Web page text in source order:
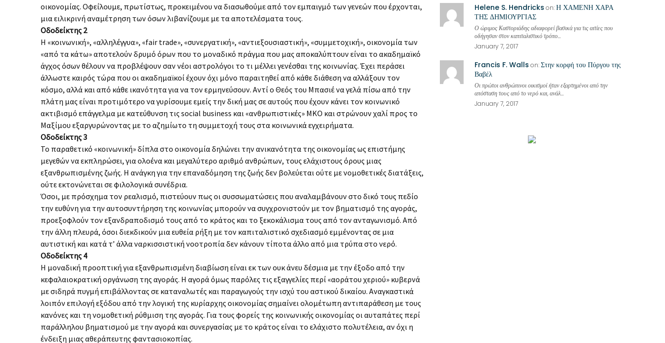
οικονομίας. Οφείλουμε, πρωτίστως, προκειμένου να διασωθούμε από τον εμπαιγμό των γενεών που έρχονται,
μια ειλικρινή αναμέτρηση των όσων λιβανίζουμε με τα αποτελέσματα τους.
Οδοδείκτης 2
Η «κοινωνική», «αλληλέγγυα», «fair trade», «συνεργατική», «αντιεξουσιαστική», «συμμετοχική», οικονομία των
«από τα κάτω» αποτελούν δρυμό όρων που το μοναδικό πράγμα που μας αποκαλύπτουν είναι το ακαδημαϊκό
άγχος όσων θέλουν να προβλέψουν σαν νέοι αστρολόγοι το τι μέλλει γενέσθαι της κοινωνίας. Έχει περάσει
άλλωστε καιρός τώρα που οι ακαδημαϊκοί έχουν όχι μόνο παραιτηθεί από κάθε διάθεση να αλλάξουν τον
κόσμο, αλλά και από κάθε ικανότητα για να τον ερμηνεύσουν. Αντί ο Θεός του Μπασιέ να γελά πίσω από την
πλάτη μας είναι προτιμότερο να γυρίσουμε εμείς την δική μας σε αυτούς που έχουν κάνει τον κοινωνικό
ακτιβισμό επάγγελμα με κατεύθυνση τις social business και «ανθρωπιστικές» ΜΚΟ και στρώνουν χαλί προς το
Μαξίμου εξαργυρώνοντας με το αζημίωτο τη συμμετοχή τους στα κοινωνικά εγχειρήματα.
Οδοδείκτης 3
Το παραθετικό «κοινωνική» δίπλα στο οικονομία δηλώνει την ανικανότητα της οικονομίας ως επιστήμης
μεγεθών να εκπληρώσει, για ολοένα και μεγαλύτερο αριθμό ανθρώπων, τους ελάχιστους όρους μιας
εξανθρωπισμένης ζωής. Η ανάγκη για την επαναδόμηση της ζωής δεν βολεύεται ούτε με νομοθετικές διατάξεις,
ούτε εκτονώνεται σε φιλολογικά συνέδρια.
Όσοι, με πρόσχημα τον ρεαλισμό, πιστεύουν πως οι συσσωματώσεις που αναλαμβάνουν στο δικό τους πεδίο
την ευθύνη για την αυτοσυντήρηση της κοινωνίας μπορούν να συγχρονιστούν με τον βηματισμό της αγοράς,
προεξοφλούν τον εξανδραποδισμό τους από το κράτος και το ξεκοκάλισμα τους από τον ανταγωνισμό. Από
την άλλη πλευρά, όσοι διεκδικούν μια ευθεία ρήξη με τον καπιταλιστικό σχεδιασμό εμμένοντας σε μια
αυτιστική και κατά τ’ άλλα ναρκισσιστική νοοτροπία δεν κάνουν τίποτα άλλο από μια τρύπα στο νερό.
Οδοδείκτης 4
Η μοναδική προοπτική για εξανθρωπισμένη διαβίωση είναι εκ των ουκ άνευ δέσμια με την έξοδο από την
κεφαλαιοκρατική οργάνωση της αγοράς. Η αγορά όμως παρόλες τις εξαγγελίες περί «αοράτου χεριού» κυβερνά
με σιδηρά πυγμή επιβάλλοντας σε καταναλωτές και παραγωγούς την ισχύ του αστικού δικαίου. Αναγκαστικά
λοιπόν επιλογή εξόδου από την λογική της κυρίαρχης οικονομίας σημαίνει ολομέτωπη αντιπαράθεση με τους
κανόνες και τη νομοθετική ρύθμιση της αγοράς. Για τους φορείς της κοινωνικής οικονομίας οι αυταπάτες περί
παράλληλου βηματισμού με την αγορά και συνεργασίας με το κράτος είναι το ελάχιστο πολυτέλεια, αν όχι η
ένδειξη μιας αθεράπευτης φαντασιοκοπίας.
Helene S. Hendricks on:Η ΧΑΜΕΝΗ ΧΑΡΑ
ΤΗΣ ΔΗΜΙΟΥΡΓΙΑΣ
Ο ώριμος Καστοριάδης αδιαφορεί βασικά για τις αιτίες που
οδήγησαν στον καπιταλιστικό τρόπο...
January 7, 2017
Francis F. Walls on:Στην κορφή του Πύργου της
Βαβέλ
Οι πρώτοι ανθρώπινοι οικισμοί ήταν εξαρτημένοι από την
απόσταση τους από το νερό και, ανάλ...
January 7, 2017